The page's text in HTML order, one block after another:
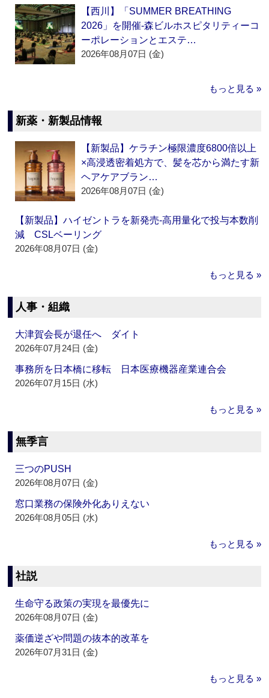
【西川】「SUMMER BREATHING
2026」を開催‐森ビルホスピタリティーコ
ーポレーションとエステ…
2026年08月07日 (金)
もっと見る »
新薬・新製品情報
【新製品】ケラチン極限濃度6800倍以上
×高浸透密着処方で、髪を芯から満たす新
ヘアケアブラン…
2026年08月07日 (金)
【新製品】ハイゼントラを新発売‐高用量化で投与本数削
減 CSLベーリング
2026年08月07日 (金)
もっと見る »
人事・組織
大津賀会長が退任へ ダイト
2026年07月24日 (金)
事務所を日本橋に移転 日本医療機器産業連合会
2026年07月15日 (水)
もっと見る »
無季言
三つのPUSH
2026年08月07日 (金)
窓口業務の保険外化ありえない
2026年08月05日 (水)
もっと見る »
社説
生命守る政策の実現を最優先に
2026年08月07日 (金)
薬価逆ざや問題の抜本的改革を
2026年07月31日 (金)
もっと見る »